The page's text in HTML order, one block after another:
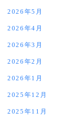
2026年5月
2026年4月
2026年3月
2026年2月
2026年1月
2025年12月
2025年11月